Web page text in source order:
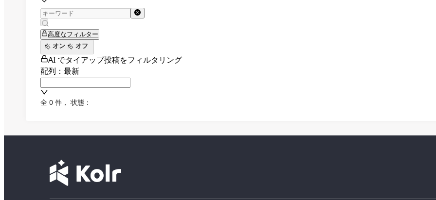
高度なフィルター
オン
オフ
AI でタイアップ投稿をフィルタリング
配列：最新
全 0 件 ， 状態：